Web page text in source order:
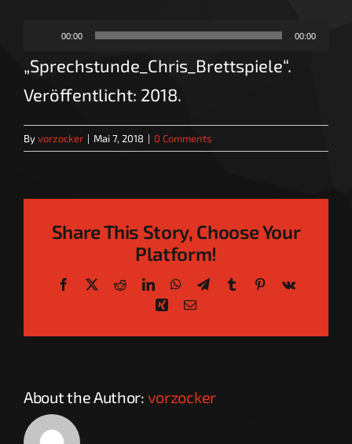
Audio-
Player
00:00 00:00
„Sprechstunde_Chris_Brettspiele“.
Veröffentlicht: 2018.
Byvorzocker | Mai 7, 2018 | 0 Comments
Share This Story, Choose Your
Platform!
Facebook
X RedditLinkedInWhatsApp
TelegramTumblrPinterest
Vk
Xing Email
About the Author: vorzocker